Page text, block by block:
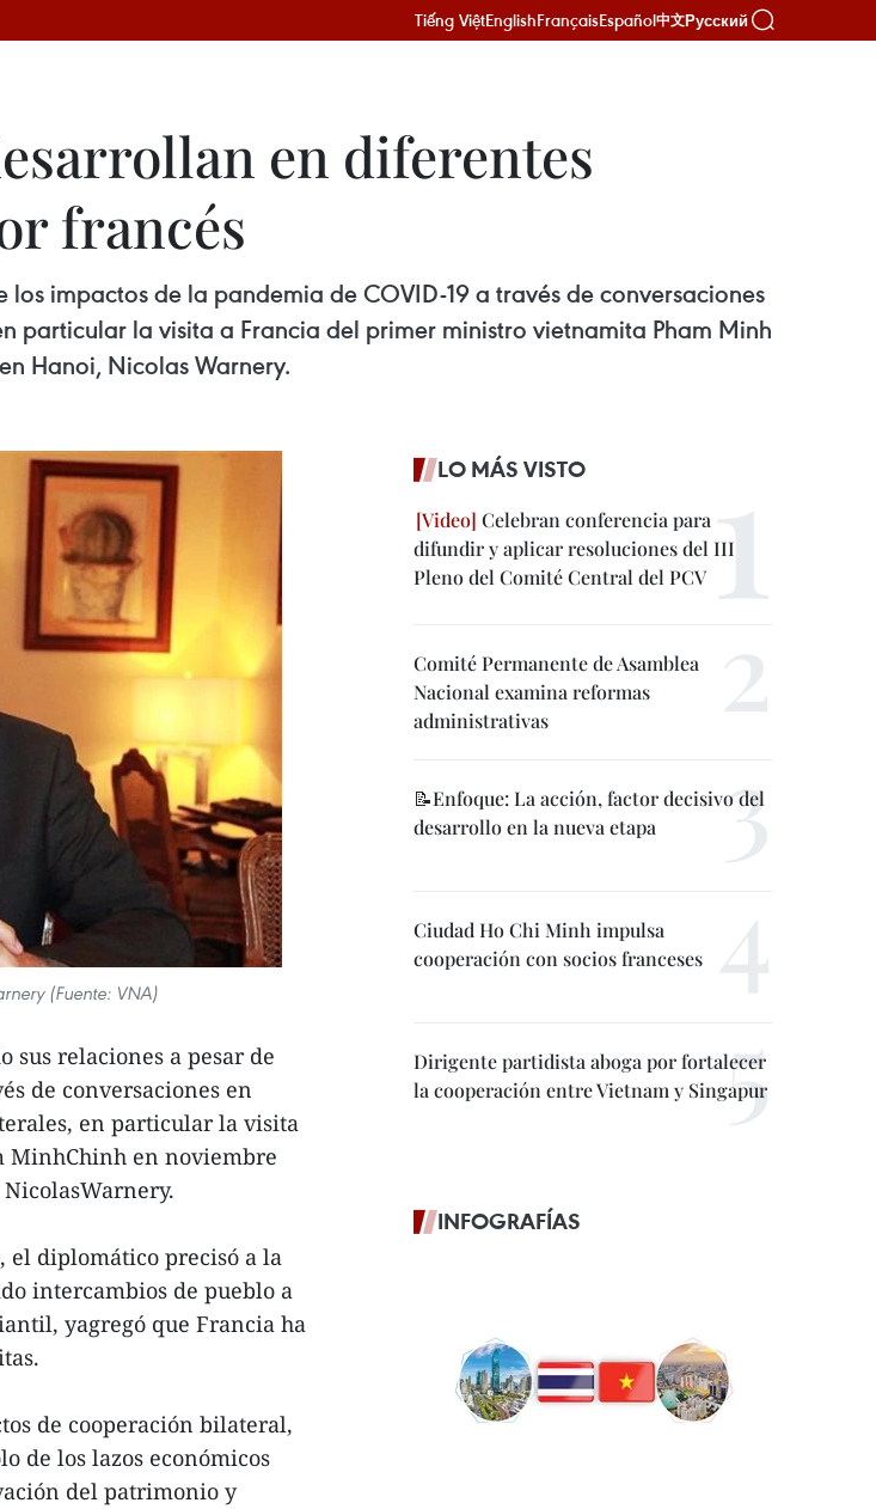
Tiếng ViệtEnglishFrançaisEspañol中文Русский
en diferentes
francés
impactos de la pandemia de COVID-19 a través de conversaciones
particular la visita a Francia del primer ministro vietnamita Pham Minh
Hanoi, Nicolas Warnery.
(Fuente: VNA)
sus relaciones a pesar de
de conversaciones en
en particular la visita
en noviembre
el diplomático precisó a la
intercambios de pueblo a
yagregó que Francia ha
de cooperación bilateral,
de los lazos económicos
del patrimonio y
LO MÁS VISTO
Celebran conferencia para
difundir y aplicar resoluciones del III
Pleno del Comité Central del PCV
Comité Permanente de Asamblea
Nacional examina reformas
administrativas
📝Enfoque: La acción, factor decisivo del
desarrollo en la nueva etapa
Ciudad Ho Chi Minh impulsa
cooperación con socios franceses
Dirigente partidista aboga por fortalecer
la cooperación entre Vietnam y Singapur
INFOGRAFÍAS